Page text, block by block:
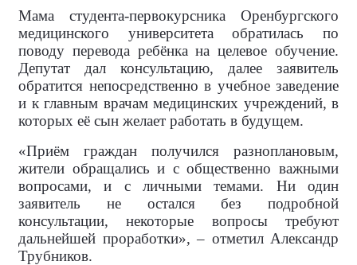
Мама студента-первокурсника Оренбургского
медицинского университета обратилась по
поводу перевода ребёнка на целевое обучение.
Депутат дал консультацию, далее заявитель
обратится непосредственно в учебное заведение
и к главным врачам медицинских учреждений, в
которых её сын желает работать в будущем.
«Приём граждан получился разноплановым,
жители обращались и с общественно важными
вопросами, и с личными темами. Ни один
заявитель не остался без подробной
консультации, некоторые вопросы требуют
дальнейшей проработки», – отметил Александр
Трубников.